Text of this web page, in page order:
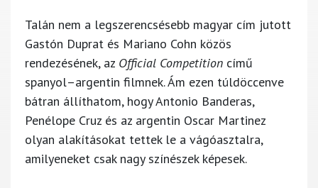
Talán nem a legszerencsésebb magyar cím jutott
Gastón Duprat és Mariano Cohn közös
rendezésének, az Official Competition című
spanyol–argentin filmnek. Ám ezen túldöccenve
bátran állíthatom, hogy Antonio Banderas,
Penélope Cruz és az argentin Oscar Martinez
olyan alakításokat tettek le a vágóasztalra,
amilyeneket csak nagy színészek képesek.